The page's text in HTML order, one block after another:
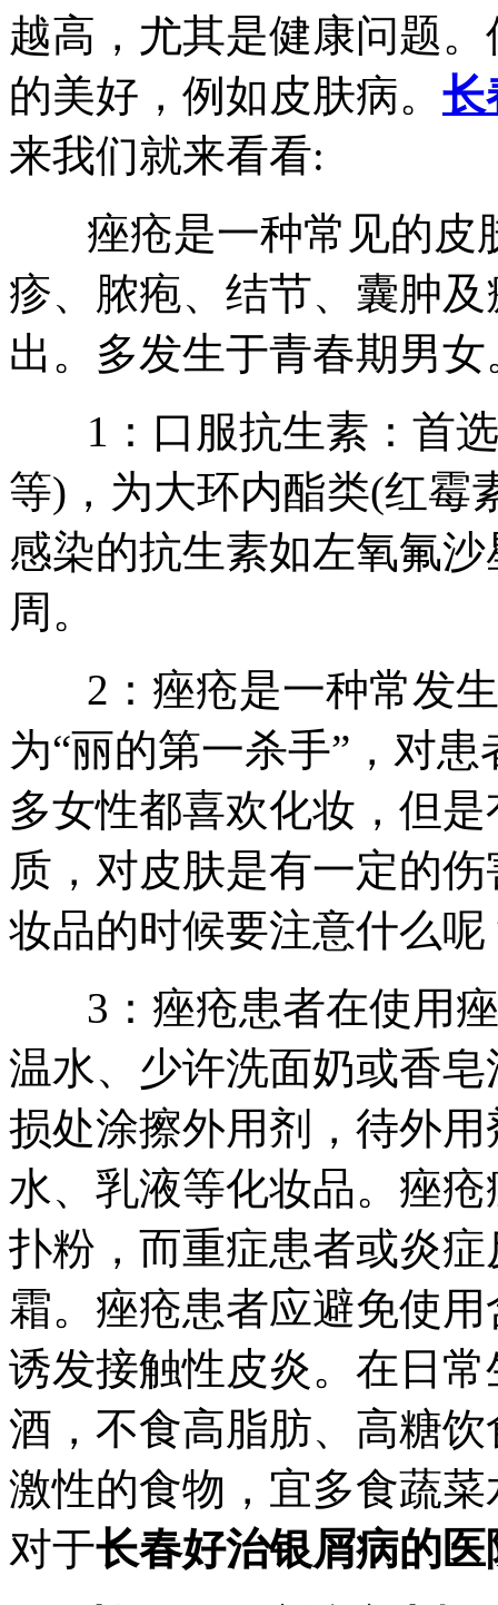
越高，尤其是健康问题
的美好，例如皮肤病。 长
来我们就来看看:
痤疮是一种常见的皮
疹、脓疱、结节、囊肿
出。多发生于青春期男女
1：口服抗生素：首选
等)，为大环内酯类(红霉
感染的抗生素如左氧氟
周。
2：痤疮是一种常发生
为“丽的第一杀手”，对
多女性都喜欢化妆，但
质，对皮肤是有一定的
妆品的时候要注意什么
3：痤疮患者在使用痤
温水、少许洗面奶或香
损处涂擦外用剂，待外
水、乳液等化妆品。痤
扑粉，而重症患者或炎
霜。痤疮患者应避免使
诱发接触性皮炎。在日
酒，不食高脂肪、高糖
激性的食物，宜多食蔬
对于长春好治银屑病的医